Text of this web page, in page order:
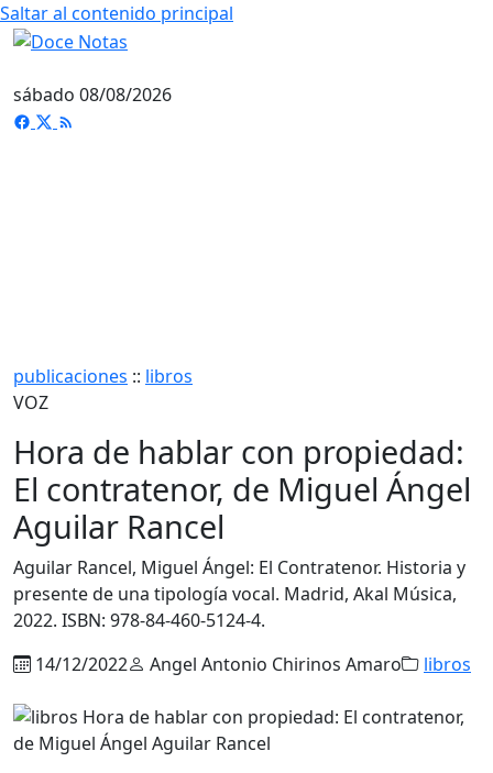
Saltar al contenido principal
sábado 08/08/2026
publicaciones :: libros
VOZ
Hora de hablar con propiedad:
El contratenor, de Miguel Ángel
Aguilar Rancel
Aguilar Rancel, Miguel Ángel: El Contratenor. Historia y
presente de una tipología vocal. Madrid, Akal Música,
2022. ISBN: 978-84-460-5124-4.
14/12/2022
Angel Antonio Chirinos Amaro libros